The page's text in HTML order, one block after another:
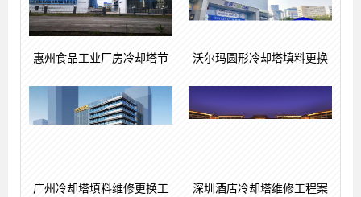
惠州食品工业厂房冷却塔节 沃尔玛圆形冷却塔填料更换
广州冷却塔填料维修更换工 深圳酒店冷却塔维修工程案